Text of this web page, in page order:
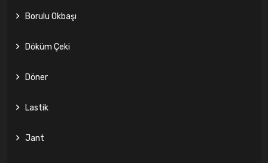
Borulu Okbaşı
Döküm Çeki
Döner
Lastik
Jant